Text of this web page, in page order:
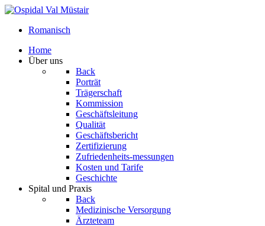
Romanisch
Home
Über uns
Back
Porträt
Trägerschaft
Kommission
Geschäftsleitung
Qualität
Geschäftsbericht
Zertifizierung
Zufriedenheits-messungen
Kosten und Tarife
Geschichte
Spital und Praxis
Back
Medizinische Versorgung
Ärzteteam